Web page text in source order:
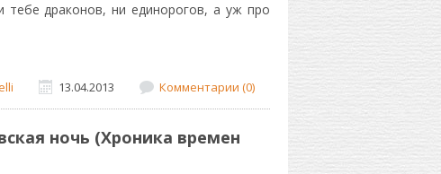
драконов, ни единорогов, а уж про
13.04.2013 Комментарии (0)
ночь (Хроника времен